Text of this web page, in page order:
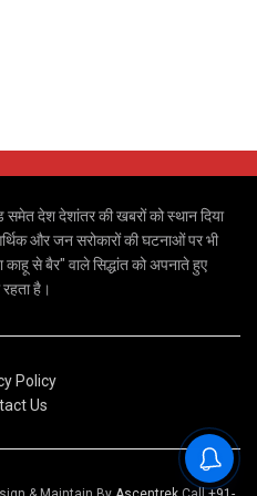
समेत देश देशांतर की खबरों को स्थान दिया
और जन सरोकारों की घटनाओं पर भी
से बैर" वाले सिद्धांत को अपनाते हुए
है।
Policy
Us